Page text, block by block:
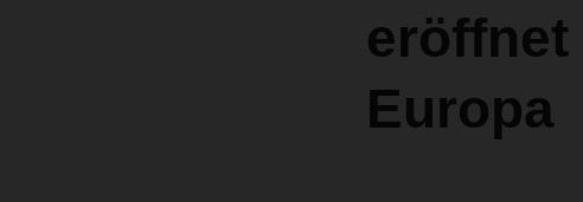
eröffnet
Europa